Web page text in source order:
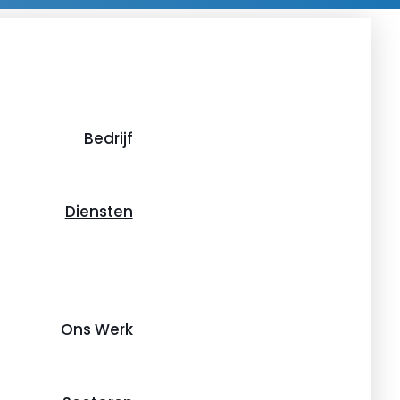
Bedrijf
Diensten
Ons Werk